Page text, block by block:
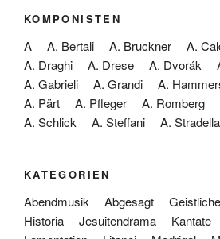
KOMPONISTEN
A A. Bertali A. Bruckner A.
A. Draghi
A. Drese A. Dvorák
A. Gabrieli
A. Grandi A.
A. Pärt
A. Pfleger A. Romberg
A. Schlick
A. Steffani A. Stradella
KATEGORIEN
Abendmusik Abgesagt
Historia
Jesuitendrama Kantate